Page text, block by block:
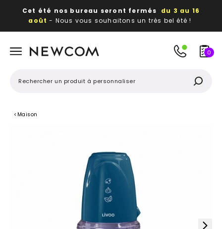
Cet été nos bureau seront fermés du 3 au 16
août - Nous vous souhaitons un très bel été !
publicitaires
0
< Maison